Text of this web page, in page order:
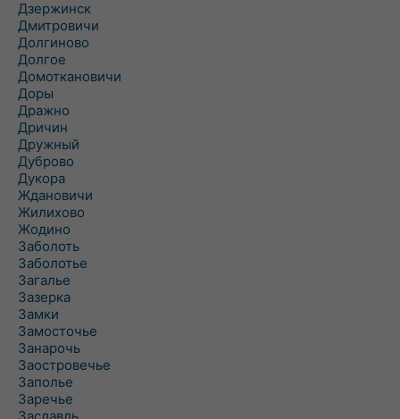
Дзержинск
Дмитровичи
Долгиново
Долгое
Домоткановичи
Доры
Дражно
Дричин
Дружный
Дуброво
Дукора
Ждановичи
Жилихово
Жодино
Заболоть
Заболотье
Загалье
Зазерка
Замки
Замосточье
Занарочь
Заостровечье
Заполье
Заречье